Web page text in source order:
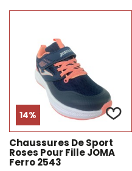
14%
Chaussures De Sport
Roses Pour Fille JOMA
Ferro 2543